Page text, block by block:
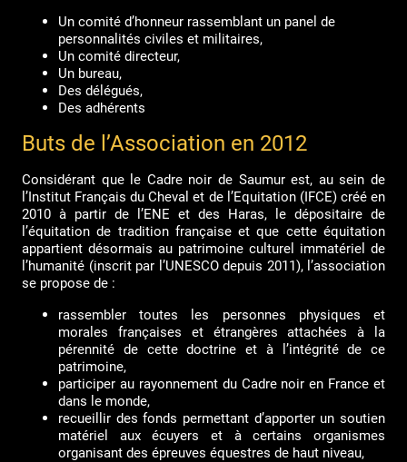
Un comité d’honneur rassemblant un panel de
personnalités civiles et militaires,
Un comité directeur,
Un bureau,
Des délégués,
Des adhérents
Buts de l’Association en 2012
Considérant que le Cadre noir de Saumur est, au sein de
l’Institut Français du Cheval et de l’Equitation (IFCE) créé en
2010 à partir de l’ENE et des Haras, le dépositaire de
l’équitation de tradition française et que cette équitation
appartient désormais au patrimoine culturel immatériel de
l’humanité (inscrit par l’UNESCO depuis 2011), l’association
se propose de :
rassembler toutes les personnes physiques et
morales françaises et étrangères attachées à la
pérennité de cette doctrine et à l’intégrité de ce
patrimoine,
participer au rayonnement du Cadre noir en France et
dans le monde,
recueillir des fonds permettant d’apporter un soutien
matériel aux écuyers et à certains organismes
organisant des épreuves équestres de haut niveau,